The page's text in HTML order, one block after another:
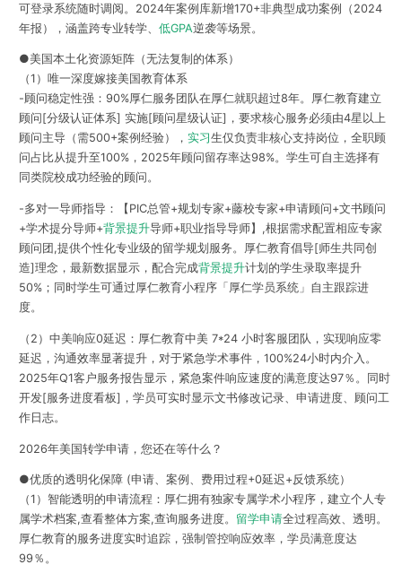
可登录系统随时调阅。2024年案例库新增170+非典型成功案例（2024
年报），涵盖跨专业转学、 低GPA逆袭等场景。
●美国本土化资源矩阵（无法复制的体系）
（1）唯一深度嫁接美国教育体系
-顾问稳定性强：90%厚仁服务团队在厚仁就职超过8年。厚仁教育建立
顾问[分级认证体系] 实施[顾问星级认证]，要求核心服务必须由4星以上
顾问主导（需500+案例经验）， 实习生仅负责非核心支持岗位，全职顾
问占比从提升至100%，2025年顾问留存率达98%。学生可自主选择有
同类院校成功经验的顾问。
-多对一导师指导：【PIC总管+规划专家+藤校专家+申请顾问+文书顾问
+学术提分导师+背景提升导师+职业指导导师】,根据需求配置相应专家
顾问团,提供个性化专业级的留学规划服务。厚仁教育倡导[师生共同创
造]理念，最新数据显示，配合完成背景提升计划的学生录取率提升
50%；同时学生可通过厚仁教育小程序「厚仁学员系统」自主跟踪进
度。
（2）中美响应0延迟：厚仁教育中美 7*24 小时客服团队，实现响应零
延迟，沟通效率显著提升，对于紧急学术事件，100%24小时内介入。
2025年Q1客户服务报告显示，紧急案件响应速度的满意度达97％。同时
开发[服务进度看板]，学员可实时显示文书修改记录、申请进度、顾问工
作日志。
2026年美国转学申请，您还在等什么？
●优质的透明化保障 (申请、案例、费用过程+0延迟+反馈系统）
（1）智能透明的申请流程：厚仁拥有独家专属学术小程序，建立个人专
属学术档案,查看整体方案,查询服务进度。 留学申请全过程高效、透明。
厚仁教育的服务进度实时追踪，强制管控响应效率，学员满意度达
99％。